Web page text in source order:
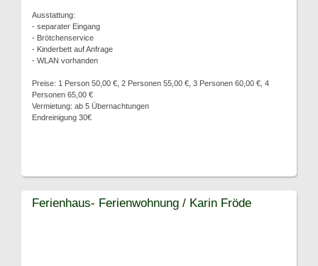
Ausstattung:
- separater Eingang
- Brötchenservice
- Kinderbett auf Anfrage
- WLAN vorhanden
Preise: 1 Person 50,00 €, 2 Personen 55,00 €, 3 Personen 60,00 €, 4
Personen 65,00 €
Vermietung: ab 5 Übernachtungen
Endreinigung 30€
Ferienhaus- Ferienwohnung / Karin Fröde